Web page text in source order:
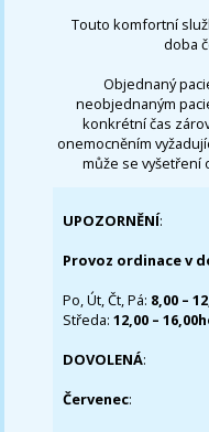
Touto komfortní
doba
Objednaný
neobjednaným
konkrétní čas
onemocněním
může se vyšetření
UPOZORNĚNÍ:
Provoz ordinace v
Po, Út, Čt, Pá: 8,00 –
Středa:12,00 –
DOVOLENÁ:
Červenec: